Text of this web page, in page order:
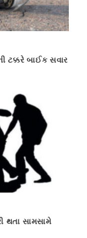
ટક્કરે બાઈક સવાર
થતા સામસામે